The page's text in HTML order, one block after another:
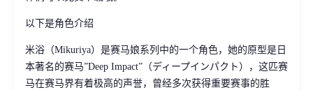
以下是角色介绍
米浴（Mikuriya）是赛马娘系列中的一个角色，她的原型是日
本著名的赛马”Deep Impact”（ディープインパクト），这匹赛
马在赛马界有着极高的声誉，曾经多次获得重要赛事的胜